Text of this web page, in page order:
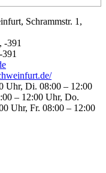
Schrammstr. 1,
-391
Uhr, Di. 08:00 – 12:00
– 12:00 Uhr, Do.
Uhr, Fr. 08:00 – 12:00